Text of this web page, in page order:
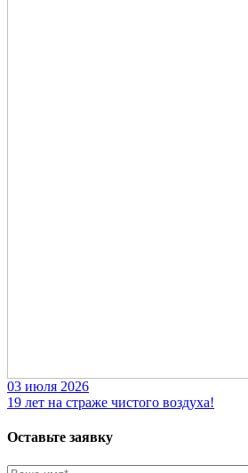
03 июля 2026
19 лет на страже чистого воздуха!
Оставьте заявку